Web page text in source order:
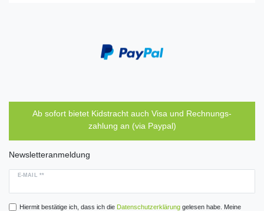
Ab sofort bietet Kidstracht auch Visa und Rechnungs-
zahlung an (via Paypal)
Newsletteranmeldung
E-MAIL **
Hiermit bestätige ich, dass ich die Daten­schutz­erklärunggelesen habe. Meine